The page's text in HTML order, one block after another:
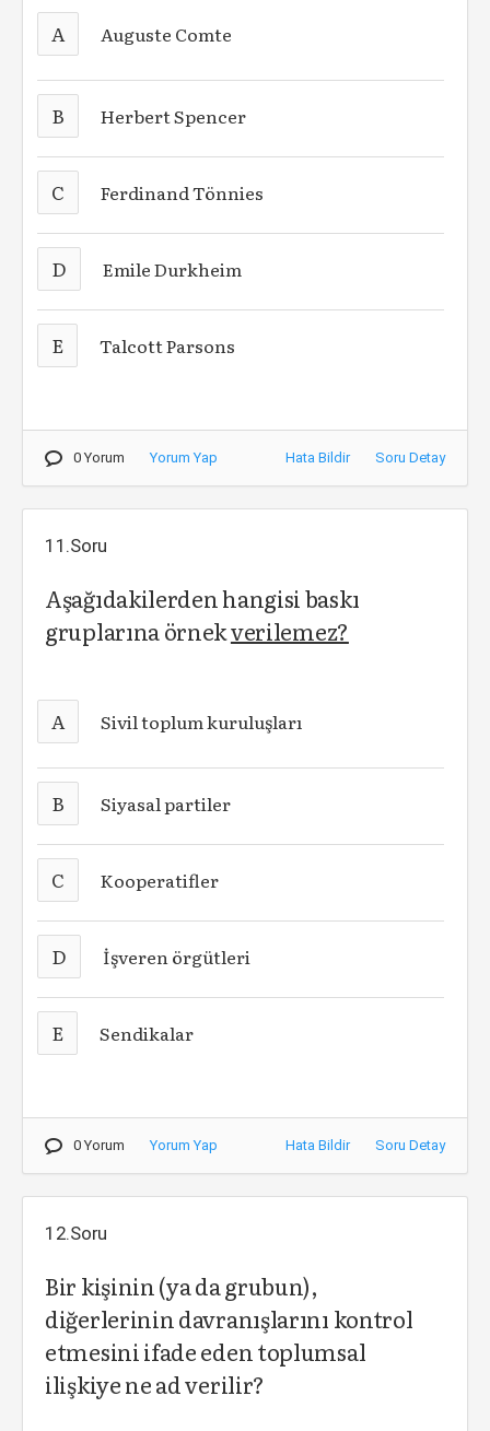
A Auguste Comte
B Herbert Spencer
C Ferdinand Tönnies
D Emile Durkheim
E Talcott Parsons
0 Yorum Yorum Yap Hata Bildir Soru Detay
11.Soru
Aşağıdakilerden hangisi baskı
gruplarına örnekverilemez?
A Sivil toplum kuruluşları
B Siyasal partiler
C Kooperatifler
D İşveren örgütleri
E Sendikalar
0 Yorum Yorum Yap Hata Bildir Soru Detay
12.Soru
Bir kişinin (ya da grubun),
diğerlerinin davranışlarını kontrol
etmesini ifade eden toplumsal
ilişkiye ne ad verilir?